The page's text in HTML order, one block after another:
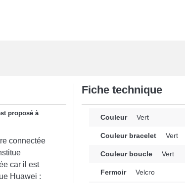
proposé à
connectée
car il est
Huawei :
Fiche technique
Couleur Vert
Couleur bracelet Vert
Couleur boucle Vert
Fermoir Velcro